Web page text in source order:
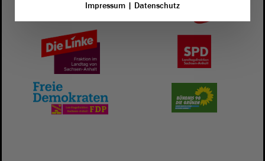
Impressum| Datenschutz